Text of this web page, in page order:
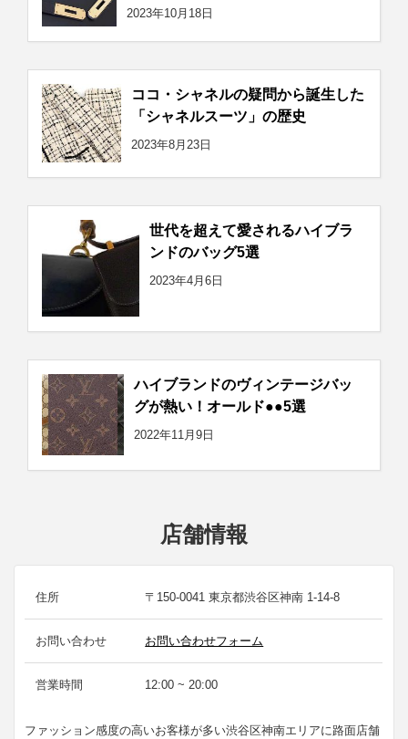
2023年10月18日
ココ・シャネルの疑問から誕生した
「シャネルスーツ」の歴史
2023年8月23日
世代を超えて愛されるハイブラ
ンドのバッグ5選
2023年4月6日
ハイブランドのヴィンテージバッ
グが熱い！オールド●●5選
2022年11月9日
店舗情報
住所 〒150-0041 東京都渋谷区神南 1-14-8
お問い合わせ お問い合わせフォーム
営業時間 12:00 ~ 20:00
ファッション感度の高いお客様が多い渋谷区神南エリアに路面店舗